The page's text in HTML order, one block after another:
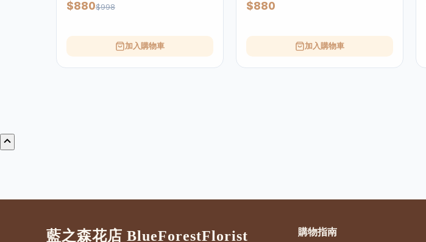
$880$998
加入購物車
$880
加入購物車
藍之森花店 BlueForestFlorist 購物指南